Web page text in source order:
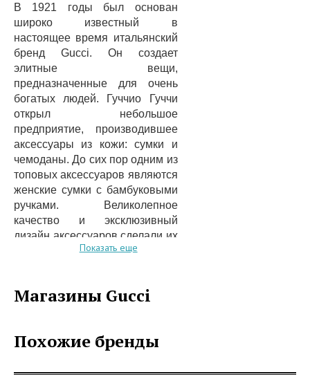
В 1921 годы был основан
широко известный в
настоящее время итальянский
бренд Gucci. Он создает
элитные вещи,
предназначенные для очень
богатых людей. Гуччио Гуччи
открыл небольшое
предприятие, производившее
аксессуары из кожи: сумки и
чемоданы. До сих пор одним из
топовых аксессуаров являются
женские сумки с бамбуковыми
ручками. Великолепное
качество и эксклюзивный
дизайн аксессуаров сделали их
востребованными среди элиты
завоевал модные рынки
Японии.
приобрести элитную
Показать еще
Магазины Gucci
Похожие бренды